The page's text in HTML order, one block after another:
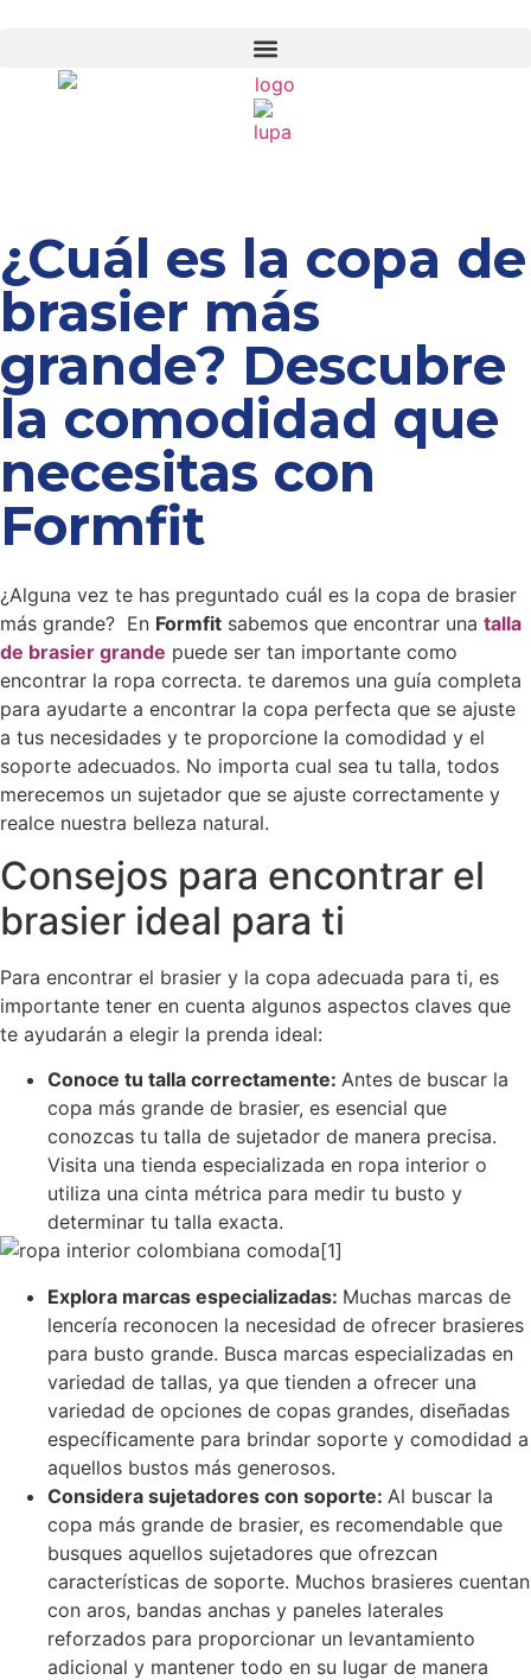
¿Cuál es la copa de
brasier más
grande? Descubre
la comodidad que
necesitas con
Formfit
¿Alguna vez te has preguntado cuál es la copa de brasier
más grande? En Formfit sabemos que encontrar una talla
de brasier grande puede ser tan importante como
encontrar la ropa correcta. te daremos una guía completa
para ayudarte a encontrar la copa perfecta que se ajuste
a tus necesidades y te proporcione la comodidad y el
soporte adecuados. No importa cual sea tu talla, todos
merecemos un sujetador que se ajuste correctamente y
realce nuestra belleza natural.
Consejos para encontrar el
brasier ideal para ti
Para encontrar el brasier y la copa adecuada para ti, es
importante tener en cuenta algunos aspectos claves que
te ayudarán a elegir la prenda ideal:
Conoce tu talla correctamente: Antes de buscar la
copa más grande de brasier, es esencial que
conozcas tu talla de sujetador de manera precisa.
Visita una tienda especializada en ropa interior o
utiliza una cinta métrica para medir tu busto y
determinar tu talla exacta.
Explora marcas especializadas: Muchas marcas de
lencería reconocen la necesidad de ofrecer brasieres
para busto grande. Busca marcas especializadas en
variedad de tallas, ya que tienden a ofrecer una
variedad de opciones de copas grandes, diseñadas
específicamente para brindar soporte y comodidad a
aquellos bustos más generosos.
Considera sujetadores con soporte: Al buscar la
copa más grande de brasier, es recomendable que
busques aquellos sujetadores que ofrezcan
características de soporte. Muchos brasieres cuentan
con aros, bandas anchas y paneles laterales
reforzados para proporcionar un levantamiento
adicional y mantener todo en su lugar de manera